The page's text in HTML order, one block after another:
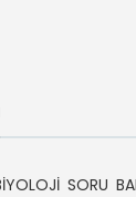
SORU